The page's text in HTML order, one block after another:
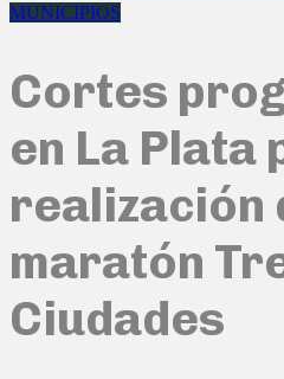
MUNICIPIOS
Cortes
en La Plata
realización
maratón
Ciudades